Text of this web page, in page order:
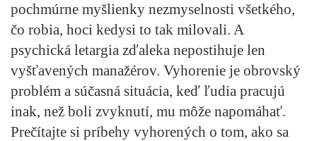
pochmúrne myšlienky nezmyselnosti všetkého,
čo robia, hoci kedysi to tak milovali. A
psychická letargia zďaleka nepostihuje len
vyšťavených manažérov. Vyhorenie je obrovský
problém a súčasná situácia, keď ľudia pracujú
inak, než boli zvyknutí, mu môže napomáhať.
Prečítajte si príbehy vyhorených o tom, ako sa